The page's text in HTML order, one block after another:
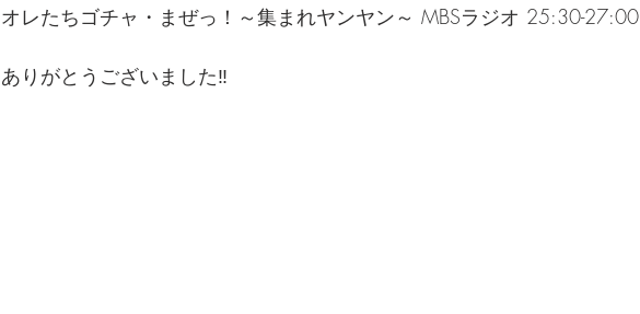
オレたちゴチャ・まぜっ！～集まれヤンヤン～ MBSラジオ 25:30-27:00
ありがとうございました‼️